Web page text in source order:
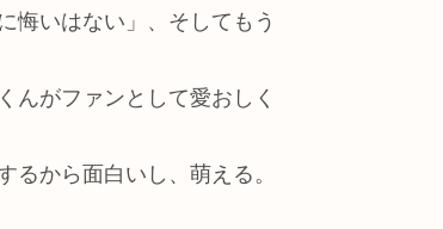
悔いはない」、そしてもう
んがファンとして愛おしく
から面白いし、萌える。